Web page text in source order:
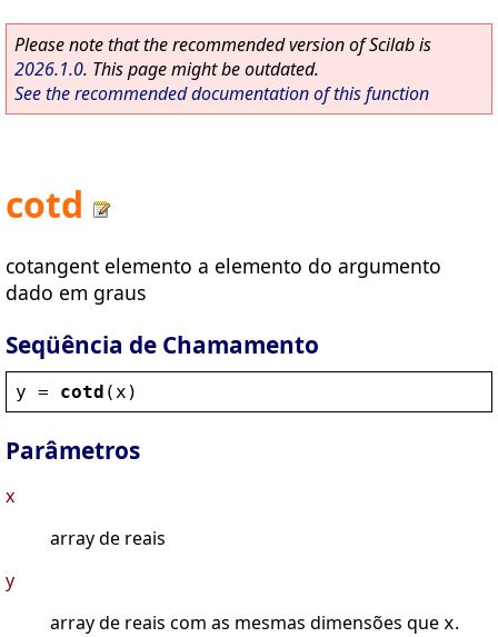
Please note that the recommended version of Scilab is
2026.1.0. This page might be outdated.
See the recommended documentation of this function
cotd
cotangent elemento a elemento do argumento
dado em graus
Seqüência de Chamamento
y = cotd ( x )
Parâmetros
x
array de reais
y
array de reais com as mesmas dimensões que x.